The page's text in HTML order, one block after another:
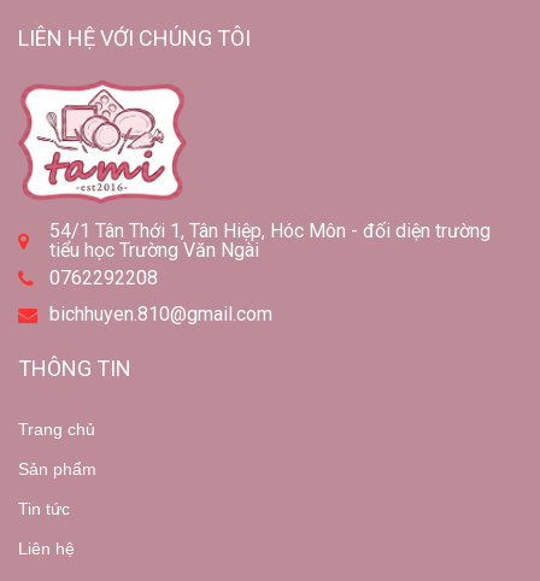
LIÊN HỆ VỚI CHÚNG TÔI
54/1 Tân Thới 1, Tân Hiệp, Hóc Môn - đối diện trường
tiểu học Trường Văn Ngài
0762292208
bichhuyen.810@gmail.com
THÔNG TIN
Trang chủ
Sản phẩm
Tin tức
Liên hệ